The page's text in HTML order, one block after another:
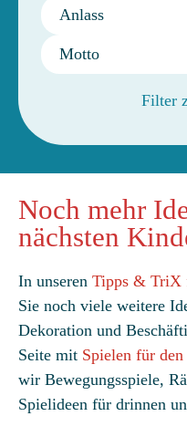
Anlass
Motto
Filter
Noch mehr
nächsten
In unseren Tipps & TriX
Sie noch viele weitere
Dekoration und
Seite mit Spielen für
wir Bewegungsspiele,
Spielideen für drinnen